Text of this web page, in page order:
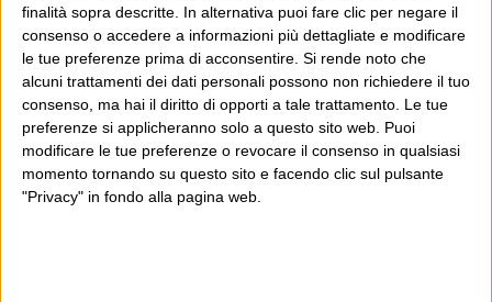
finalità sopra descritte. In alternativa puoi fare clic per negare il
consenso o accedere a informazioni più dettagliate e modificare
le tue preferenze prima di acconsentire. Si rende noto che
alcuni trattamenti dei dati personali possono non richiedere il tuo
consenso, ma hai il diritto di opporti a tale trattamento. Le tue
preferenze si applicheranno solo a questo sito web. Puoi
modificare le tue preferenze o revocare il consenso in qualsiasi
momento tornando su questo sito e facendo clic sul pulsante
"Privacy" in fondo alla pagina web.
potrebbe piacerti anche il Post: che è partito
proprio da qui, e dal voler portare gli approcci di
questo blog dentro a un progetto più grande.
Poi il Post è cresciuto ed è diventato anche altro:
un progetto giornalistico che prosegue da oltre 16
anni, grazie a chi lo scopre, lo apprezza e lo